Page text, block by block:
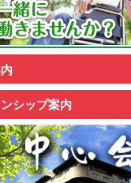
シップ案内